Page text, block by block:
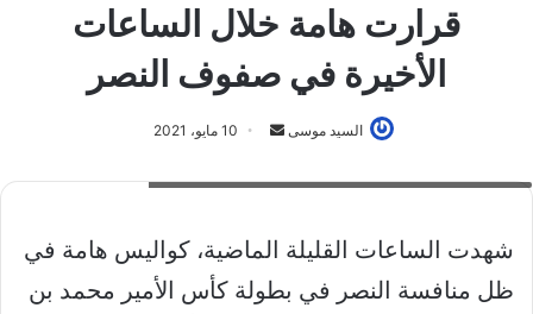
قرارت هامة خلال الساعات
الأخيرة في صفوف النصر
السيد موسى
أرسل
إلكترونيا
10 مايو، 2021
شهدت الساعات القليلة الماضية، كواليس هامة في
ظل منافسة النصر في بطولة كأس الأمير محمد بن